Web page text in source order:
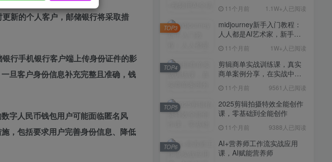
新的个人客户，邮储银行将采取措
行手机银行客户端上传身份证件的影
旦客户身份信息补充完整且准确，钱
字人民币钱包用户可能面临匿名风
，包括要求用户完善身份信息、降低
外贸营销策划SOP系统课
程，打开跨境电商企业线上
营销任督二脉
11个月前 9147人已阅读
2025拼多多虚拟电商项目，
无需手动发货回复，0成本，
轻松月入1-5W【揭秘】
11个月前 7803人已阅读
Coze扣子工作流一键生成小
说推文视频，实战教学保姆
级教程11个月前 7430人已阅读
高客单IP课，搞定成交，搞
定高客单IP，翻倍变现，轻
松卖爆，不销而销
11个月前 6239人已阅读
11个月前 1.1W+人已阅读
midjourney新手入门教程：
人人都是AI艺术家，新手小
11个月前 1W+人已阅读
TOP3
剪辑商单实战训练课，真实
商单案例分享，在实战中练
11个月前 9561人已阅读
TOP4
2025剪辑拍摄特效全能创作
课，零基础到全能创作
11个月前 9388人已阅读
TOP5
AI+营养师工作流实战应用
课，AI赋能营养师
TOP6